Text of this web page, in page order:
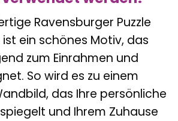
Ravensburger Puzzle
ist ein schönes Motiv, das
zum Einrahmen und
So wird es zu einem
das Ihre persönliche
und Ihrem Zuhause